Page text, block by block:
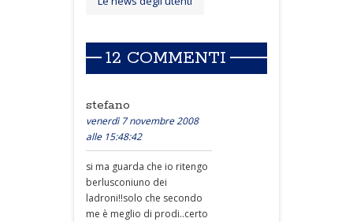
12 COMMENTI
stefano
venerdì 7 novembre 2008
alle 15:48:42
si ma guarda che io ritengo
berlusconiuno dei
ladroni!!solo che secondo
me è meglio di prodi..certo